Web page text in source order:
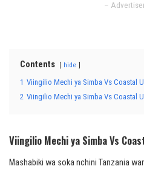
–
Contents hide
1 Viingilio Mechi ya Simba Vs Coastal
2 Viingilio Mechi ya Simba Vs Coastal
Viingilio Mechi ya Simba Vs
Mashabiki wa soka nchini Tanzania